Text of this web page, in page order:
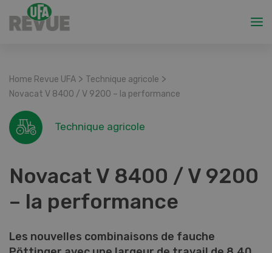
Home Revue UFA > Technique agricole >
Novacat V 8400 / V 9200 – la performance
Technique agricole
Novacat V 8400 / V 9200
– la performance
Les nouvelles combinaisons de fauche